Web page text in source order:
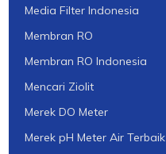
Media Filter Indonesia
Membran RO
Membran RO Indonesia
Mencari Ziolit
Merek DO Meter
Merek pH Meter Air Terbaik